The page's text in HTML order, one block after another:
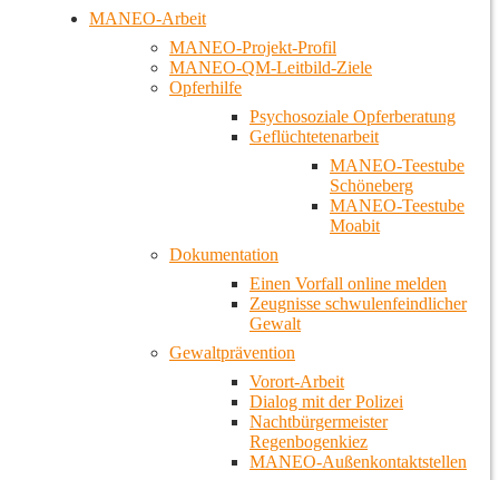
MANEO-Arbeit
MANEO-Projekt-Profil
MANEO-QM-Leitbild-Ziele
Opferhilfe
Psychosoziale Opferberatung
Geflüchtetenarbeit
MANEO-Teestube
Schöneberg
MANEO-Teestube
Moabit
Dokumentation
Einen Vorfall online melden
Zeugnisse schwulenfeindlicher
Gewalt
Gewaltprävention
Vorort-Arbeit
Dialog mit der Polizei
Nachtbürgermeister
Regenbogenkiez
MANEO-Außenkontaktstellen